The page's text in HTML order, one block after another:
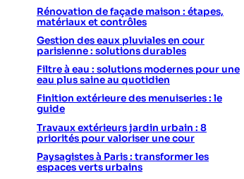
Rénovation de façade maison : étapes,
matériaux et contrôles
Gestion des eaux pluviales en cour
parisienne : solutions durables
Filtre à eau : solutions modernes pour une
eau plus saine au quotidien
Finition extérieure des menuiseries : le
guide
Travaux extérieurs jardin urbain : 8
priorités pour valoriser une cour
Paysagistes à Paris : transformer les
espaces verts urbains